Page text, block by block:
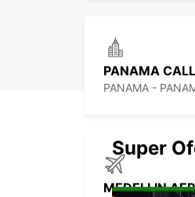
PANAMA -
Super